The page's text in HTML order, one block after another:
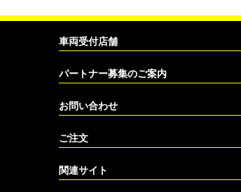
車両受付店舗
パートナー募集のご案内
お問い合わせ
ご注文
関連サイト